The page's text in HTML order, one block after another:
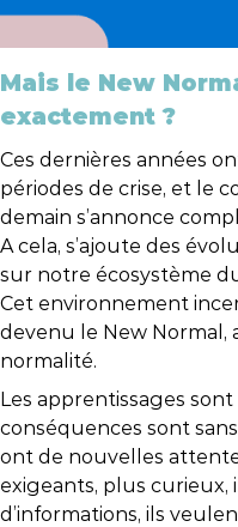
Mais le New
exactement ?
Ces dernières années
périodes de crise, et le
demain s’annonce
A cela, s’ajoute des
sur notre écosystème
Cet environnement
devenu le New
normalité.
Les apprentissages
conséquences sont
ont de nouvelles
exigeants, plus curieux,
d’informations, ils